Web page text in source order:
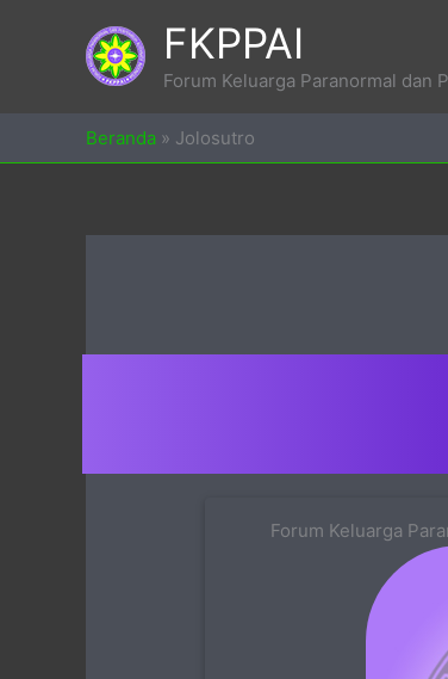
FKPPAI
Forum Keluarga Paranormal dan
Beranda » Jolosutro
Forum Keluarga